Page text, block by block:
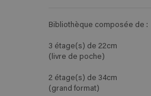
Bibliothèque composée de :
3 étage(s) de 22cm
(livre de poche)
2 étage(s) de 34cm
(grand format)